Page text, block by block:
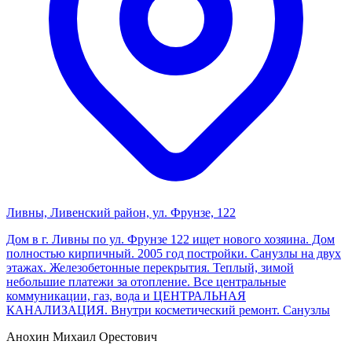
Ливны, Ливенский район, ул. Фрунзе, 122
Дом в г. Ливны по ул. Фрунзе 122 ищет нового хозяина. Дом
полностью кирпичный. 2005 год постройки. Санузлы на двух
этажах. Железобетонные перекрытия. Теплый, зимой
небольшие платежи за отопление. Все центральные
коммуникации, газ, вода и ЦЕНТРАЛЬНАЯ
КАНАЛИЗАЦИЯ. Внутри косметический ремонт. Санузлы
Анохин Михаил Орестович